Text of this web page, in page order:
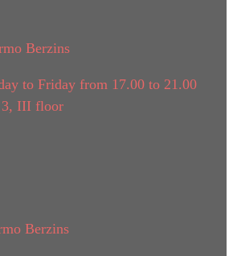
Berzins
to Friday from 17.00 to 21.00
3, III floor
Berzins